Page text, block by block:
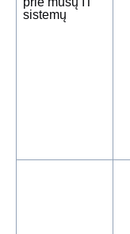
sistemų